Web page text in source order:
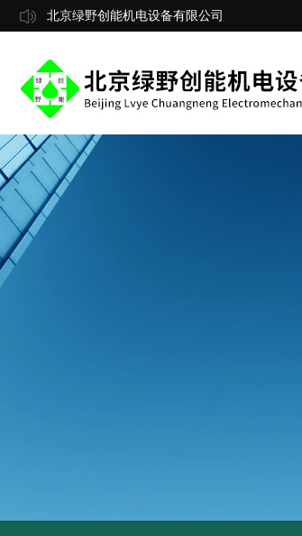
北京绿野创能机电设备有限公司